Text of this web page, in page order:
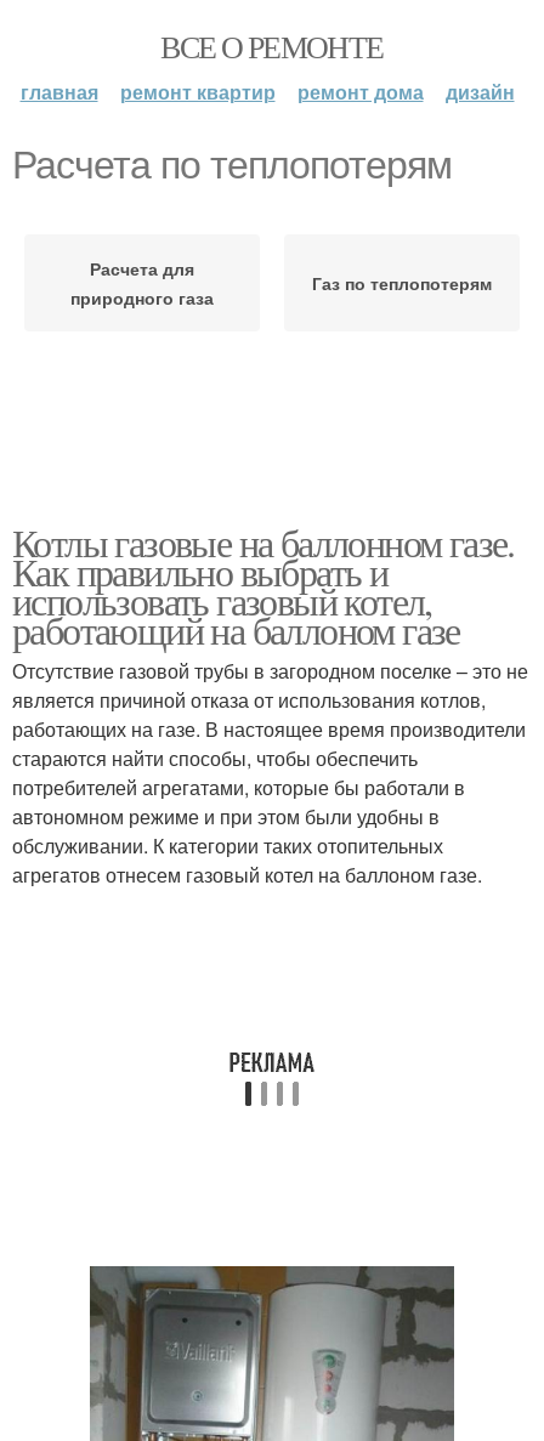
ВСЕ О РЕМОНТЕ
главная ремонт квартир ремонт дома дизайн
Расчета по теплопотерям
Расчета для
природного газа
Газ по теплопотерям
Котлы газовые на баллонном газе.
Как правильно выбрать и
использовать газовый котел,
работающий на баллоном газе
Отсутствие газовой трубы в загородном поселке – это не
является причиной отказа от использования котлов,
работающих на газе. В настоящее время производители
стараются найти способы, чтобы обеспечить
потребителей агрегатами, которые бы работали в
автономном режиме и при этом были удобны в
обслуживании. К категории таких отопительных
агрегатов отнесем газовый котел на баллоном газе.